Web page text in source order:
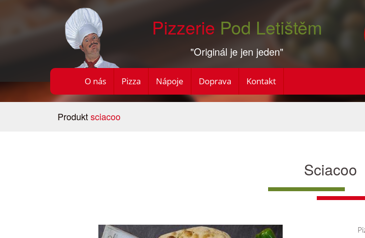
Pizzerie Pod Letištěm
"Originál je jen jeden"
O nás Pizza Nápoje Doprava Kontakt
Produktsciacoo
Sciacoo